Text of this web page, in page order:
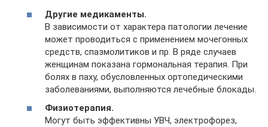
Другие медикаменты.
В зависимости от характера патологии лечение
может проводиться с применением мочегонных
средств, спазмолитиков и пр. В ряде случаев
женщинам показана гормональная терапия. При
болях в паху, обусловленных ортопедическими
заболеваниями, выполняются лечебные блокады.
Физиотерапия.
Могут быть эффективны УВЧ, электрофорез,